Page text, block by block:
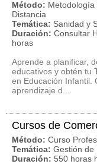
Método: Metodología
Distancia
Temática: Sanidad y
Duración: Consultar
horas
Aprende a planificar,
educativos y obtén tu
en Educación Infantil.
aprendizaje d...
Cursos de
Método: Curso
Temática: Gestión de
Duración: 550 horas